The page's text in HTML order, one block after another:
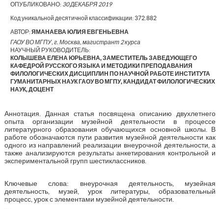
ОПУБЛИКОВАНО: 30 ДЕКАБРЯ 2019
Код уникальной десятичной классификации: 372.882
АВТОР:ЯМАНАЕВА ЮЛИЯ ЕВГЕНЬЕВНА
ГАОУ ВО МГПУ, г. Москва, магистрант 2 курса
НАУЧНЫЙ РУКОВОДИТЕЛЬ:
КОЛЫШЕВА ЕЛЕНА ЮРЬЕВНА, ЗАМЕСТИТЕЛЬ ЗАВЕДУЮЩЕГО
КАФЕДРОЙ РУССКОГО ЯЗЫКА И МЕТОДИКИ ПРЕПОДАВАНИЯ
ФИЛОЛОГИЧЕСКИХ ДИСЦИПЛИН ПО НАУЧНОЙ РАБОТЕ ИНСТИТУТА
ГУМАНИТАРНЫХ НАУК ГАОУ ВО МГПУ, КАНДИДАТ ФИЛОЛОГИЧЕСКИХ
НАУК, ДОЦЕНТ
Аннотация. Данная статья посвящена описанию двухлетнего
опыта организации музейной деятельности в процессе
литературного образования обучающихся основной школы. В
работе обозначаются пути развития музейной деятельности как
одного из направлений реализации внеурочной деятельности, а
также анализируются результаты анкетирования контрольной и
экспериментальной групп шестиклассников.
Ключевые слова: внеурочная деятельность, музейная
деятельность, музей, урок литературы, образовательный
процесс, урок с элементами музейной деятельности.